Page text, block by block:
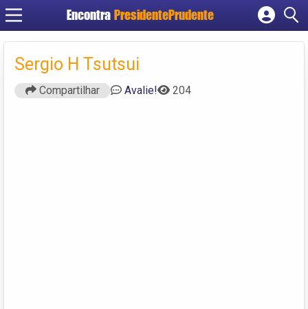
Encontra PresidentePrudente
Cadastrar empresa
Sergio H Tsutsui
Compartilhar Avalie! 204